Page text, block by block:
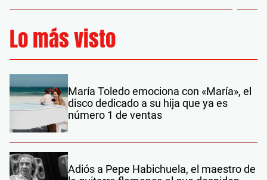
Lo más visto
María Toledo emociona con «María», el
disco dedicado a su hija que ya es
número 1 de ventas
Adiós a Pepe Habichuela, el maestro de